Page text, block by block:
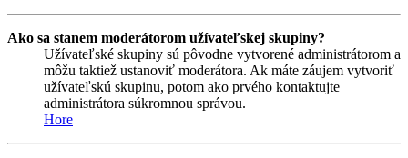
Ako sa stanem moderátorom užívateľskej skupiny?
Užívateľské skupiny sú pôvodne vytvorené administrátorom a
môžu taktiež ustanoviť moderátora. Ak máte záujem vytvoriť
užívateľskú skupinu, potom ako prvého kontaktujte
administrátora súkromnou správou.
Hore